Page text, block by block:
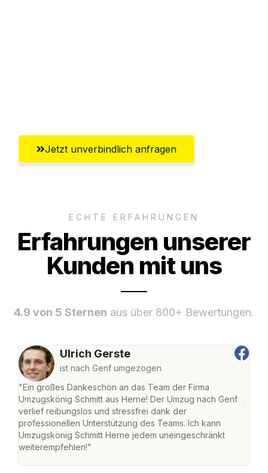
Jetzt unverbindlich anfragen
ECHTE ERFAHRUNGEN
Erfahrungen unserer
Kunden mit uns
4.9 von 5 Sternen aus über 800+ Bewertungen.
Ulrich Gerste
ist nach Genf umgezogen
"Ein großes Dankeschön an das Team der Firma
Umzugskönig Schmitt aus Herne! Der Umzug nach Genf
verlief reibungslos und stressfrei dank der
professionellen Unterstützung des Teams. Ich kann
Umzugskönig Schmitt Herne jedem uneingeschränkt
weiterempfehlen!"